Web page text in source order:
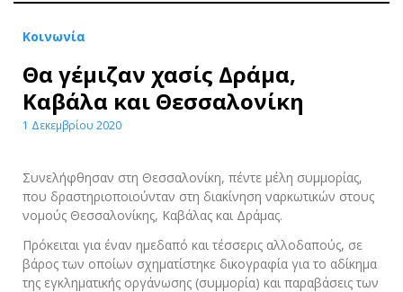
Κοινωνία
Θα γέμιζαν χασίς Δράμα,
Καβάλα και Θεσσαλονίκη
1 Δεκεμβρίου 2020
Συνελήφθησαν στη Θεσσαλονίκη, πέντε μέλη συμμορίας,
που δραστηριοποιούνταν στη διακίνηση ναρκωτικών στους
νομούς Θεσσαλονίκης, Καβάλας και Δράμας.
Πρόκειται για έναν ημεδαπό και τέσσερις αλλοδαπούς, σε
βάρος των οποίων σχηματίστηκε δικογραφία για το αδίκημα
της εγκληματικής οργάνωσης (συμμορία) και παραβάσεις των